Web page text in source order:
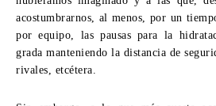
acostumbrarnos, al menos, por un
por equipo, las pausas para la
grada manteniendo la distancia de
rivales, etcétera.